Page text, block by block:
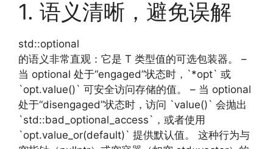
1. 语义清晰，避免误解
std::optional
的语义非常直观：它是 T 类型值的可选包装器。 –
当 optional 处于“engaged”状态时，`*opt` 或
`opt.value()` 可安全访问存储的值。 – 当 optional
处于“disengaged”状态时，访问 `value()` 会抛出
`std::bad_optional_access`，或者使用
`opt.value_or(default)` 提供默认值。 这种行为与